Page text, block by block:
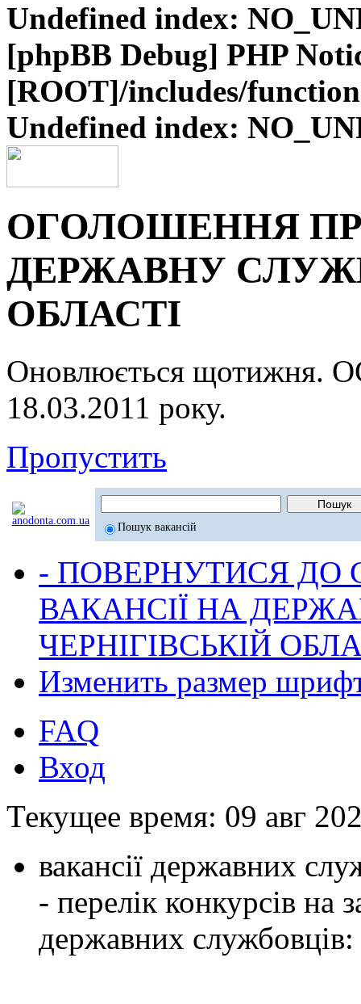
Undefined index:
[phpBB Debug] PHP
[ROOT]/includes/
Undefined index:
ОГОЛОШЕННЯ
ДЕРЖАВНУ
ОБЛАСТІ
Оновлюється
18.03.2011 року.
Пропустить
Пошук вакансій
- ПОВЕРНУТИСЯ ДО
ВАКАНСІЇ НА
ЧЕРНІГІВСЬКІЙ
Изменить размер
FAQ
Вход
Текущее время: 09 авг
вакансії державних
- перелік конкурсів на
державних службовців: